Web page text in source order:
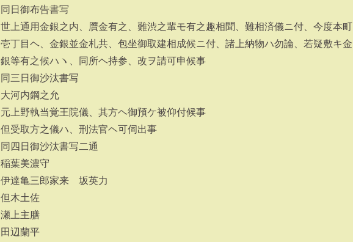
同日御布告書写
世上通用金銀之内、贋金有之、難渋之輩モ有之趣相聞、難相済儀ニ付、今度本町
壱丁目ヘ、金銀並金札共、包坐御取建相成候ニ付、諸上納物ハ勿論、若疑敷キ金
銀等有之候ハヽ、同所ヘ持参、改ヲ請可申候事
同三日御沙汰書写
大河内鋼之允
元上野執当覚王院儀、其方ヘ御預ケ被仰付候事
但受取方之儀ハ、刑法官ヘ可伺出事
同四日御沙汰書写二通
稲葉美濃守
伊達亀三郎家来 坂英力
但木土佐
瀬上主膳
田辺蘭平